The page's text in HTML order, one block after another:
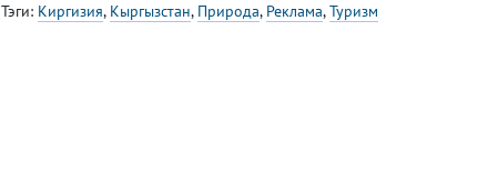
Тэги: Киргизия, Кыргызстан, Природа, Реклама,Туризм